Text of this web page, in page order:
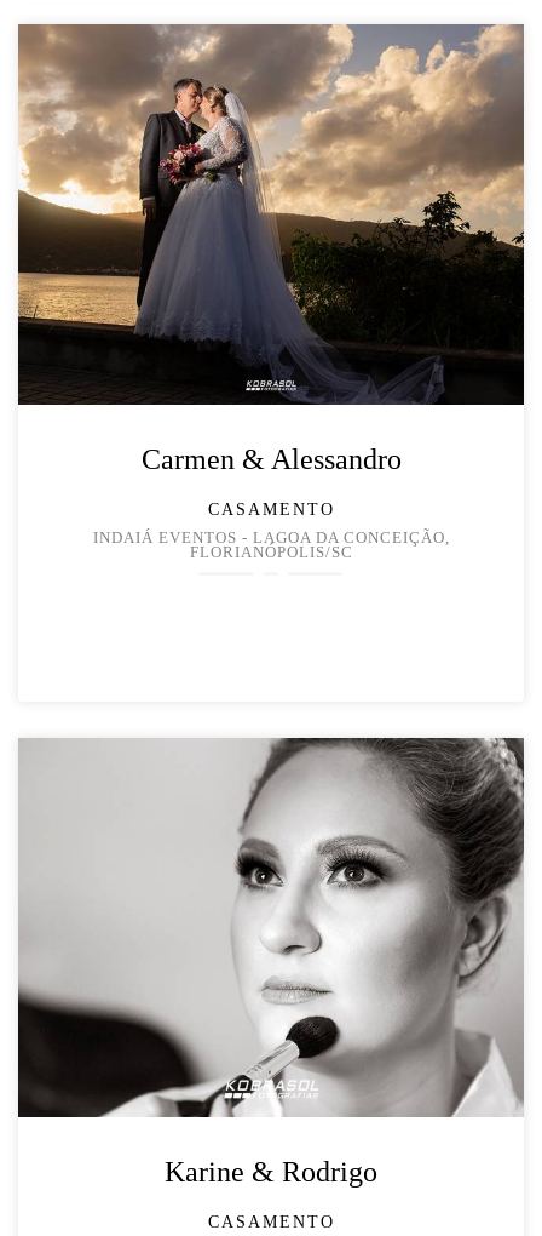
Carmen & Alessandro
CASAMENTO
INDAIÁ EVENTOS - LAGOA DA CONCEIÇÃO,
FLORIANÓPOLIS/SC
Karine & Rodrigo
CASAMENTO